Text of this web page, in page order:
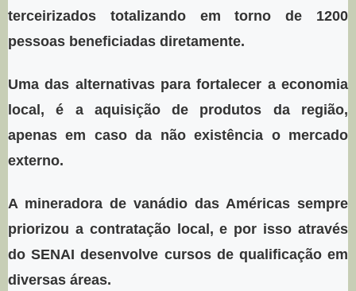
terceirizados totalizando em torno de 1200
pessoas beneficiadas diretamente.
Uma das alternativas para fortalecer a economia
local, é a aquisição de produtos da região,
apenas em caso da não existência o mercado
externo.
A mineradora de vanádio das Américas sempre
priorizou a contratação local, e por isso através
do SENAI desenvolve cursos de qualificação em
diversas áreas.